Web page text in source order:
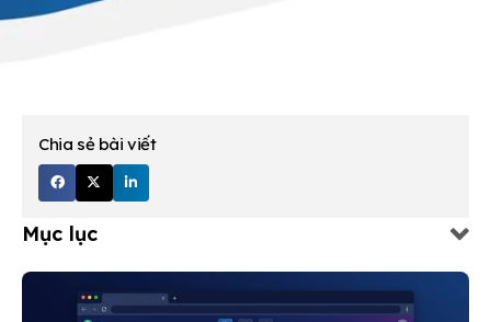
Chia sẻ bài viết
Mục lục